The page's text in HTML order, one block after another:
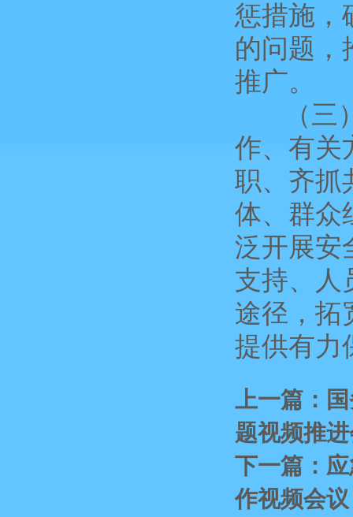
惩措施，
的问题，
推广。
（三）
作、有关
职、齐抓
体、群众
泛开展安
支持、人
途径，拓
提供有力
上一篇：
题视频推
下一篇：
作视频会议